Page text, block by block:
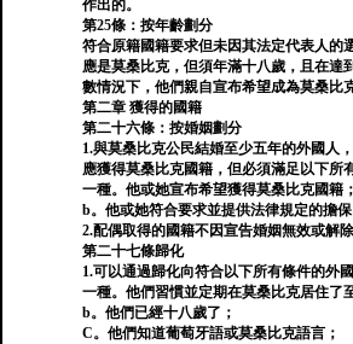
作出的。
第25條：按年齡劃分
符合原籍國籍要求但未因其法定代表人的
應是莫桑比克，但須年滿十八歲，且在達
數情況下，他們親自宣布希望成為莫桑比
第二章 獲得的國籍
第二十六條：按婚姻劃分
1.與莫桑比克公民結婚至少五年的外國人
應獲得莫桑比克國籍，但必須滿足以下所
一種。他或她宣布希望獲得莫桑比克國籍；
b。他或她符合要求並提供法律規定的擔保
2.配偶取得的國籍不因宣告婚姻無效或解
第二十七條歸化
1.可以通過歸化向符合以下所有條件的外
一種。他們習慣並定期在莫桑比克居住了
b。他們已經十八歲了；
C。他們知道葡萄牙語或莫桑比克語言；